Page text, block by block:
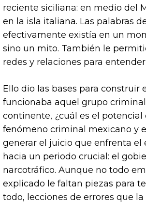
reciente siciliana: en medio del
en la isla italiana. Las palabras
efectivamente existía en un
sino un mito. También le
redes y relaciones para
Ello dio las bases para construir
funcionaba aquel grupo
continente, ¿cuál es el potencial
fenómeno criminal mexicano y
generar el juicio que enfrenta el
hacia un periodo crucial: el
narcotráfico. Aunque no todo
explicado le faltan piezas para
todo, lecciones de errores que